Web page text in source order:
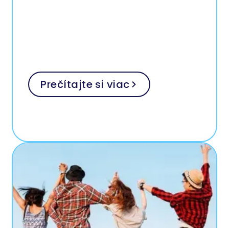
Prečítajte si viac